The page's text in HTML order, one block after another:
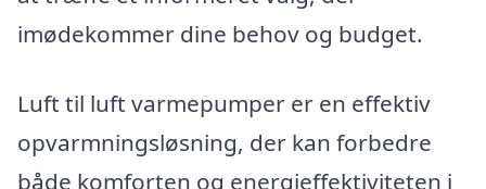
imødekommer dine behov og budget.
Luft til luft varmepumper er en effektiv
opvarmningsløsning, der kan forbedre
både komforten og energieffektiviteten i